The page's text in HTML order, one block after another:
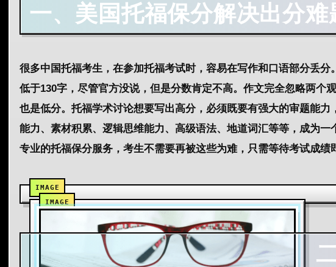
一、美国托福保分解决出分难
很多中国托福考生，在参加托福考试时，容易在写作和口语部分丢
低于130字，尽管官方没说，但是分数肯定不高。作文完全忽略两个
也是低分。托福学术讨论想要写出高分，必须既要有强大的审题能
能力、素材积累、逻辑思维能力、高级语法、地道词汇等等，成为
专业的托福保分服务，考生不需要再被这些为难，只需等待考试成绩